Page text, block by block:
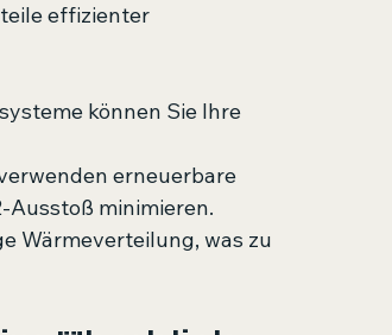
effizienter
können Sie Ihre
erneuerbare
Ausstoß minimieren.
Wärmeverteilung, was zu